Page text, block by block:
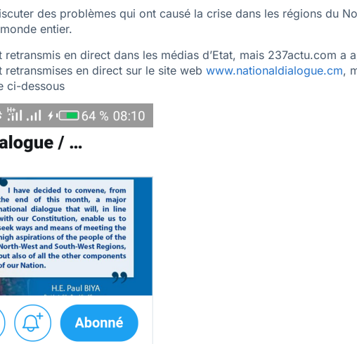
des problèmes qui ont causé la crise dans les régions du
entier.
en direct dans les médias d’Etat, mais 237actu.com a
en direct sur le site web www.nationaldialogue.cm,
ci-dessous